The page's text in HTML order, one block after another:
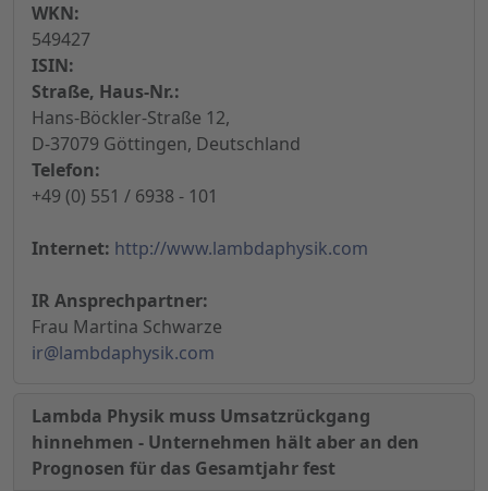
WKN:
549427
ISIN:
Straße, Haus-Nr.:
Hans-Böckler-Straße 12,
D-37079 Göttingen, Deutschland
Telefon:
+49 (0) 551 / 6938 - 101
Internet: http://www.lambdaphysik.com
IR Ansprechpartner:
Frau Martina Schwarze
ir@lambdaphysik.com
Lambda Physik muss Umsatzrückgang
hinnehmen - Unternehmen hält aber an den
Prognosen für das Gesamtjahr fest